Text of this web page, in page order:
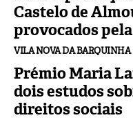
Castelo de
provocados
VILA NOVA DA BARQUINHA
Prémio Maria
dois estudos
direitos sociais